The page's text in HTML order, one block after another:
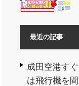
最近の記事
成田空港す
は飛行機を